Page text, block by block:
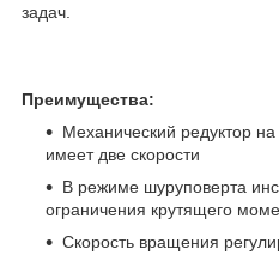
задач.
Преимущества:
Механический редуктор
имеет две скорости
В режиме шуруповерта
ограничения крутящего
Скорость вращения